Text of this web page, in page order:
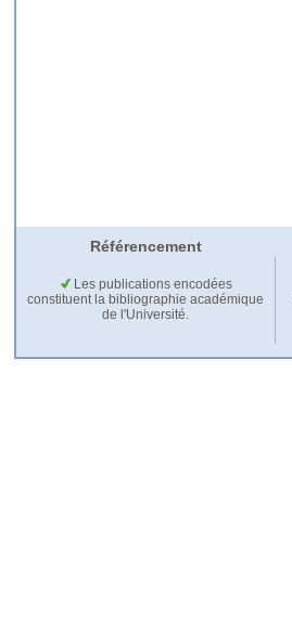
Référencement
Les publications encodées
constituent la bibliographie académique
de l'Université.